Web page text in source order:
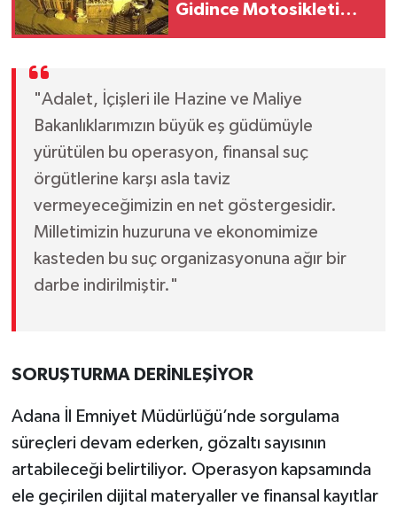
Gidince Motosikleti
"Adalet, İçişleri ile Hazine ve Maliye
Bakanlıklarımızın büyük eş güdümüyle
yürütülen bu operasyon, finansal suç
örgütlerine karşı asla taviz
vermeyeceğimizin en net göstergesidir.
Milletimizin huzuruna ve ekonomimize
kasteden bu suç organizasyonuna ağır bir
darbe indirilmiştir."
SORUŞTURMA DERİNLEŞİYOR
Adana İl Emniyet Müdürlüğü’nde sorgulama
süreçleri devam ederken, gözaltı sayısının
artabileceği belirtiliyor. Operasyon kapsamında
ele geçirilen dijital materyaller ve finansal kayıtlar